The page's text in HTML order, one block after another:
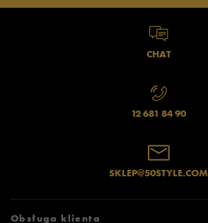
CHAT
12 681 84 90
SKLEP@50STYLE.COM
Obsługa klienta